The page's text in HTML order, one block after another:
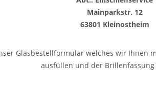
Mainparkstr. 12
63801 Kleinostheim
Glasbestellformular welches wir Ihnen
ausfüllen und der Brillenfassung